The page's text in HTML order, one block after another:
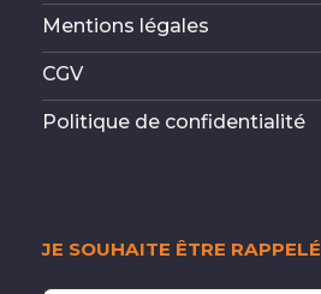
Mentions légales
CGV
Politique de confidentialité
JE SOUHAITE ÊTRE RAPPELÉ